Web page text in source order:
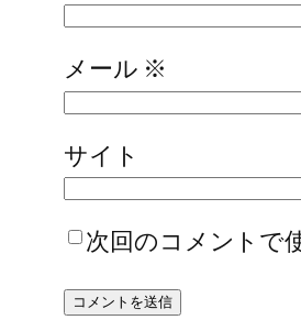
メール ※
サイト
次回のコメントで